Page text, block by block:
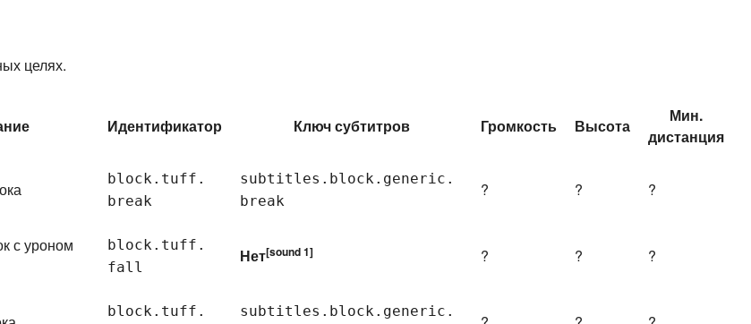
целях.
Идентификатор Ключ субтитров Громкость Высота
Мин.
дистанция
block. tuff.
break
subtitles. block. generic.
break
? ? ?
с уроном
block. tuff.
fall
Нет[sound 1] ? ? ?
block. tuff.
subtitles. block. generic.